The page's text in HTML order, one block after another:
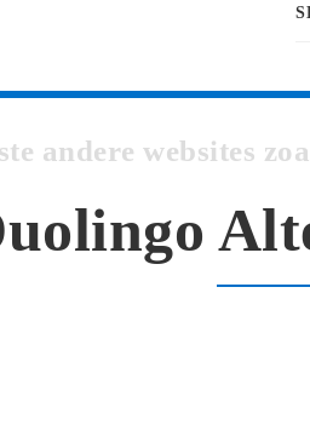
andere websites